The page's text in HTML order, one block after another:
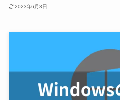
2023年6月3日